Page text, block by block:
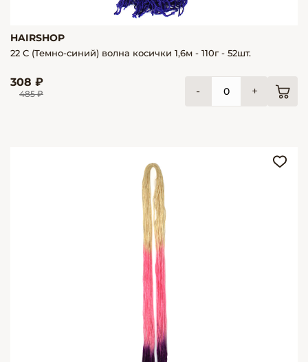
HAIRSHOP
22 С (Темно-синий) волна косички 1,6м - 110г - 52шт.
308 ₽
485 ₽ - +